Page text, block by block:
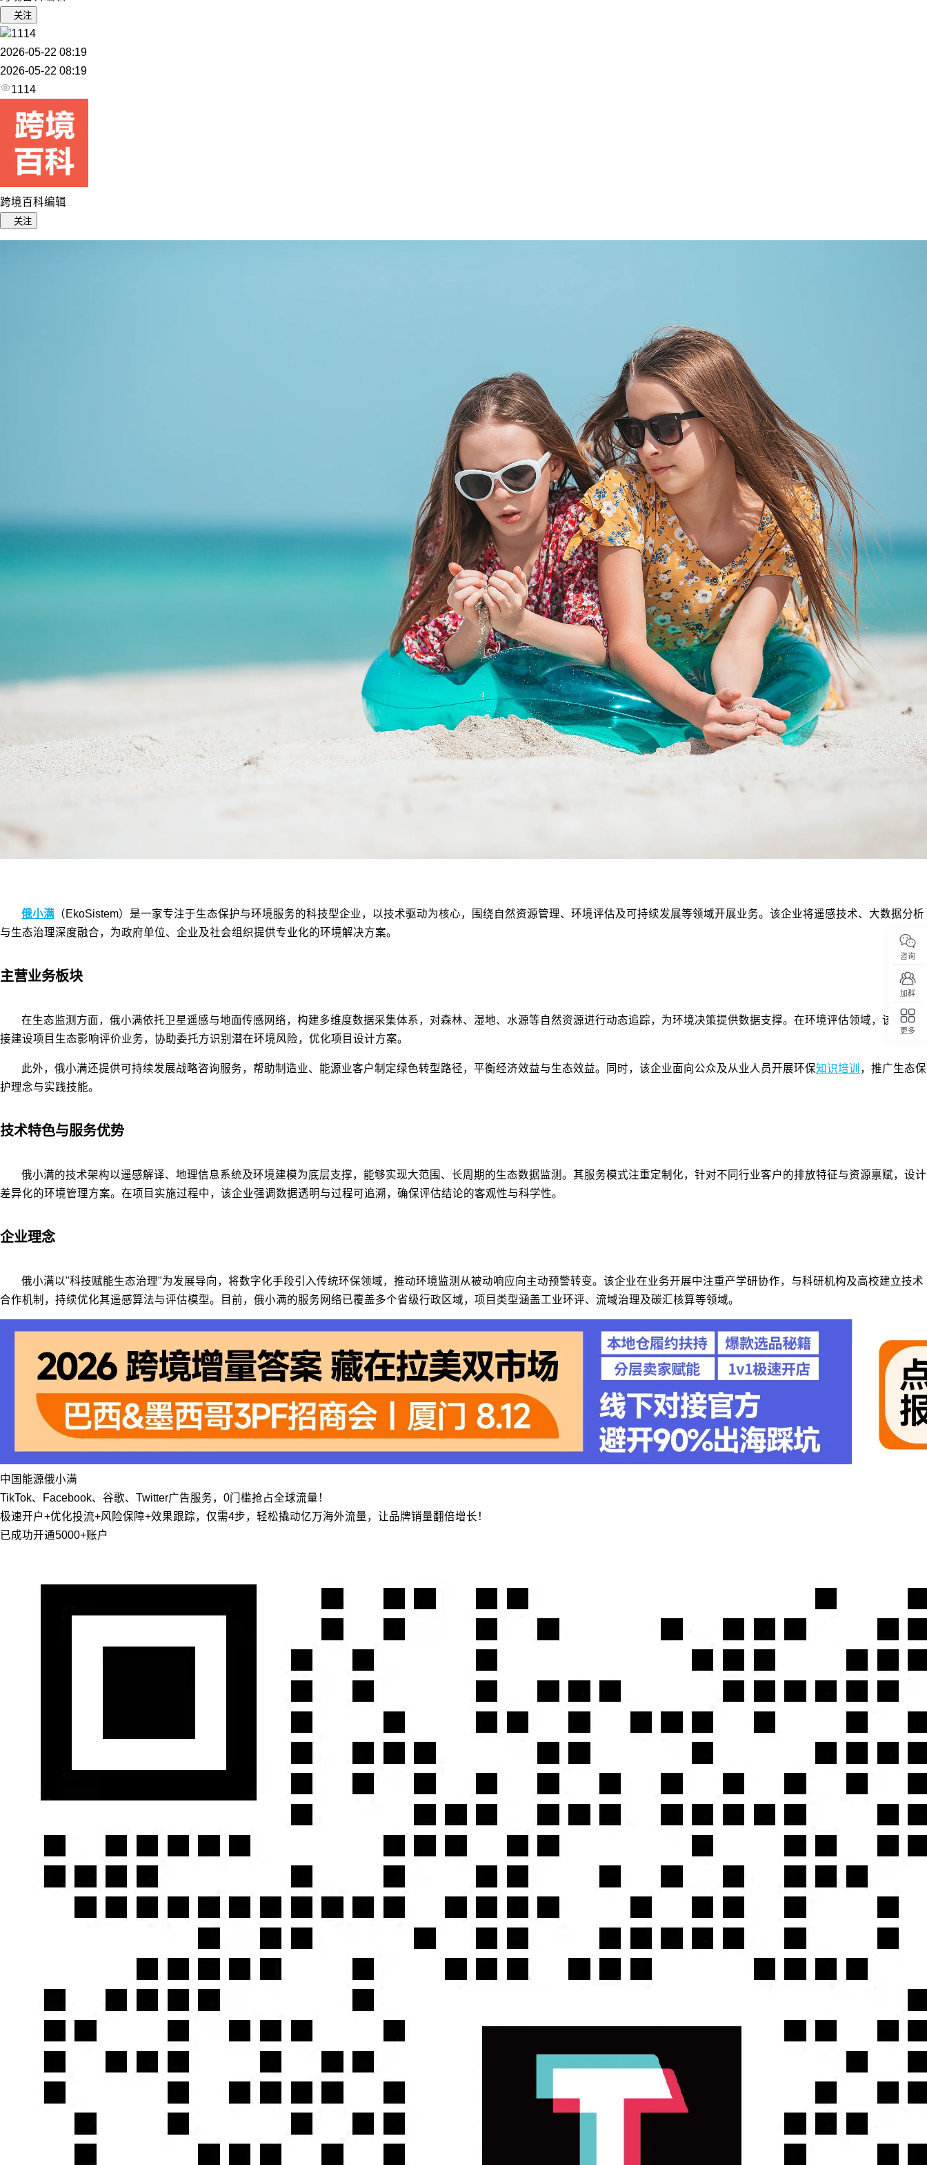
关注
1114
2026-05-22 08:19
2026-05-22 08:19
1114
跨境百科编辑
关注
俄小满 （EkoSistem）是一家专注于生态保护与环境服务的科技型企业，以技术驱动为核心，围绕自然资源管理、环境评估及可持续发展等领域开展业务。该企业将遥感技术、大数据分析
与生态治理深度融合，为政府单位、企业及社会组织提供专业化的环境解决方案。
主营业务板块
在生态监测方面，俄小满依托卫星遥感与地面传感网络，构建多维度数据采集体系，对森林、湿地、水源等自然资源进行动态追踪，为环境决策提供数据支撑。在环境评估领域，该企业承
接建设项目生态影响评价业务，协助委托方识别潜在环境风险，优化项目设计方案。
此外，俄小满还提供可持续发展战略咨询服务，帮助制造业、能源业客户制定绿色转型路径，平衡经济效益与生态效益。同时，该企业面向公众及从业人员开展环保知识培训 ，推广生态保
护理念与实践技能。
技术特色与服务优势
俄小满的技术架构以遥感解译、地理信息系统及环境建模为底层支撑，能够实现大范围、长周期的生态数据监测。其服务模式注重定制化，针对不同行业客户的排放特征与资源禀赋，设计
差异化的环境管理方案。在项目实施过程中，该企业强调数据透明与过程可追溯，确保评估结论的客观性与科学性。
企业理念
俄小满以"科技赋能生态治理"为发展导向，将数字化手段引入传统环保领域，推动环境监测从被动响应向主动预警转变。该企业在业务开展中注重产学研协作，与科研机构及高校建立技术
合作机制，持续优化其遥感算法与评估模型。目前，俄小满的服务网络已覆盖多个省级行政区域，项目类型涵盖工业环评、流域治理及碳汇核算等领域。
中国 能源俄小满
TikTok、Facebook、谷歌、Twitter广告服务，0门槛抢占全球流量！
极速开户+优化投流+风险保障+效果跟踪，仅需4步，轻松撬动亿万海外流量，让品牌销量翻倍增长！
已成功开通5000+账户
咨询
加群
更多